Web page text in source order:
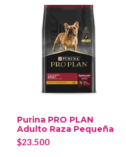
Purina PRO PLAN
Adulto Raza Pequeña
$23.500